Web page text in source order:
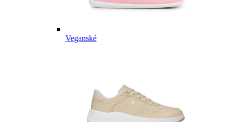
Veganské